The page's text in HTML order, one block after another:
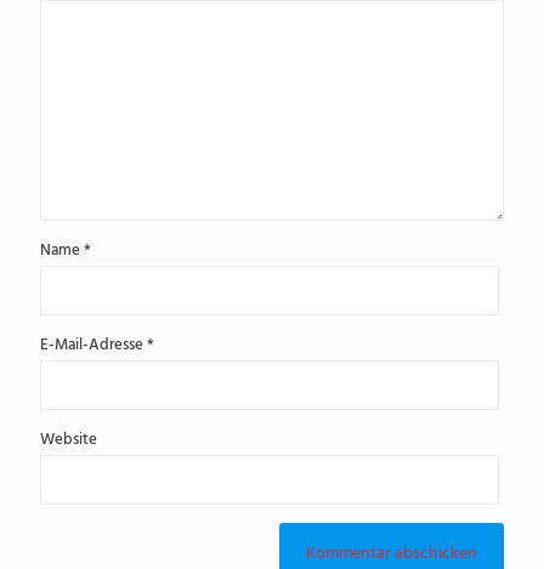
Name*
E-Mail-Adresse*
Website